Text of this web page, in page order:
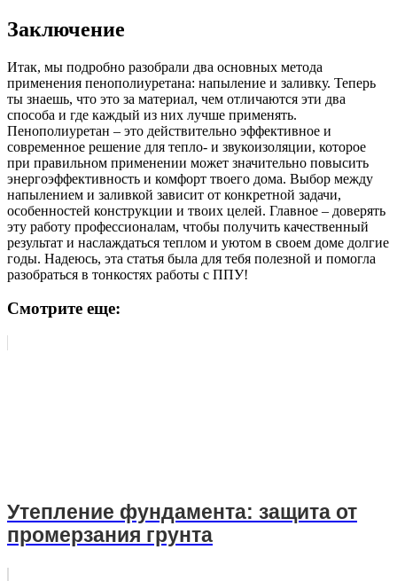
Заключение
Итак, мы подробно разобрали два основных метода
применения пенополиуретана: напыление и заливку. Теперь
ты знаешь, что это за материал, чем отличаются эти два
способа и где каждый из них лучше применять.
Пенополиуретан – это действительно эффективное и
современное решение для тепло- и звукоизоляции, которое
при правильном применении может значительно повысить
энергоэффективность и комфорт твоего дома. Выбор между
напылением и заливкой зависит от конкретной задачи,
особенностей конструкции и твоих целей. Главное – доверять
эту работу профессионалам, чтобы получить качественный
результат и наслаждаться теплом и уютом в своем доме долгие
годы. Надеюсь, эта статья была для тебя полезной и помогла
разобраться в тонкостях работы с ППУ!
Смотрите еще:
Утепление фундамента: защита от
промерзания грунта